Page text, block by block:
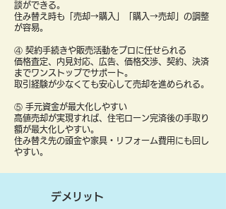
談ができる。
住み替え時も「売却→購入」「購入→売却」の調整
が容易。
④ 契約手続きや販売活動をプロに任せられる
価格査定、内見対応、広告、価格交渉、契約、決済
までワンストップでサポート。
取引経験が少なくても安心して売却を進められる。
⑤ 手元資金が最大化しやすい
高値売却が実現すれば、住宅ローン完済後の手取り
額が最大化しやすい。
住み替え先の頭金や家具・リフォーム費用にも回し
やすい。
デメリット